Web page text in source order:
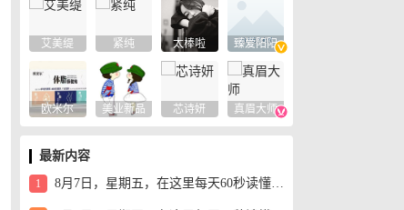
艾美缇 紧纯 太棒啦 臻爱阳阳
欧米尔 美业新品 芯诗妍 真眉大师
最新内容
1 8月7日，星期五，在这里每天60秒读懂世界！